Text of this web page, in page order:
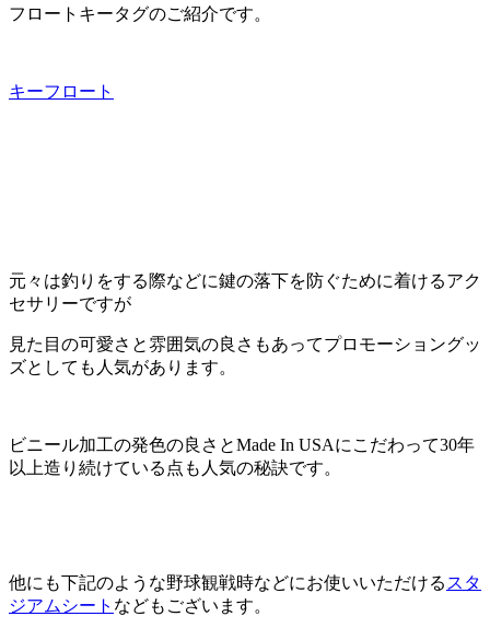
フロートキータグのご紹介です。
キーフロート
元々は釣りをする際などに鍵の落下を防ぐために着けるアク
セサリーですが
見た目の可愛さと雰囲気の良さもあってプロモーショングッ
ズとしても人気があります。
ビニール加工の発色の良さとMade In USAにこだわって30年
以上造り続けている点も人気の秘訣です。
他にも下記のような野球観戦時などにお使いいただける スタ
ジアムシート などもございます。